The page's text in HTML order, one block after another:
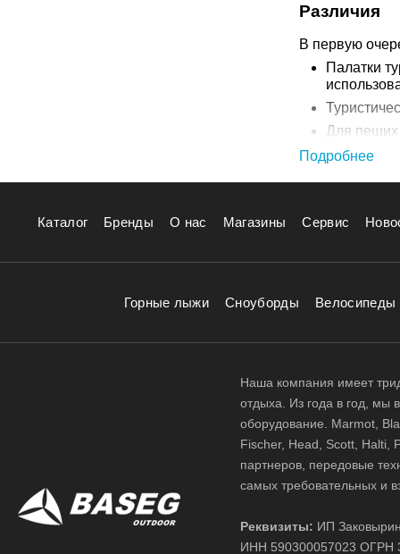
Различия
В первую
Палатки
Для пеших
туристическая
Подробнее
Каталог Бренды О нас Магазины Сервис
Горные лыжи Сноуборды Велосипеды
Наша компания имеет
отдыха. Из года в год, мы
оборудование. Marmot,
Fischer, Head, Scott, Halti,
партнеров, передовые
самых требовательных и
Реквизиты: ИП
ИНН 590300057023 ОГРН